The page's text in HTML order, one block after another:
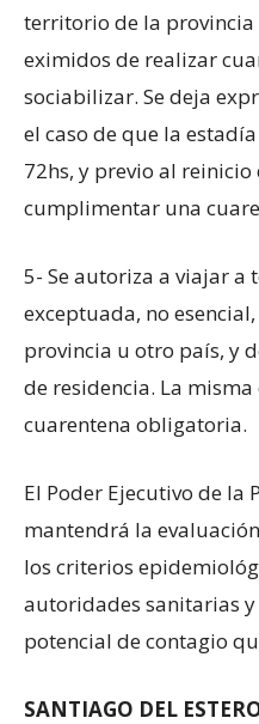
territorio de la provincia
eximidos de realizar
sociabilizar. Se deja
el caso de que la
72hs, y previo al
cumplimentar una
5- Se autoriza a viajar a
exceptuada, no
provincia u otro país, y
de residencia. La
cuarentena obligatoria.
El Poder Ejecutivo de la
mantendrá la
los criterios
autoridades sanitarias
potencial de contagio
SANTIAGO DEL